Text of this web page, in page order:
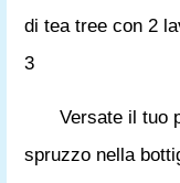
di tea tree con 2
3
Versate il tuo
spruzzo nella